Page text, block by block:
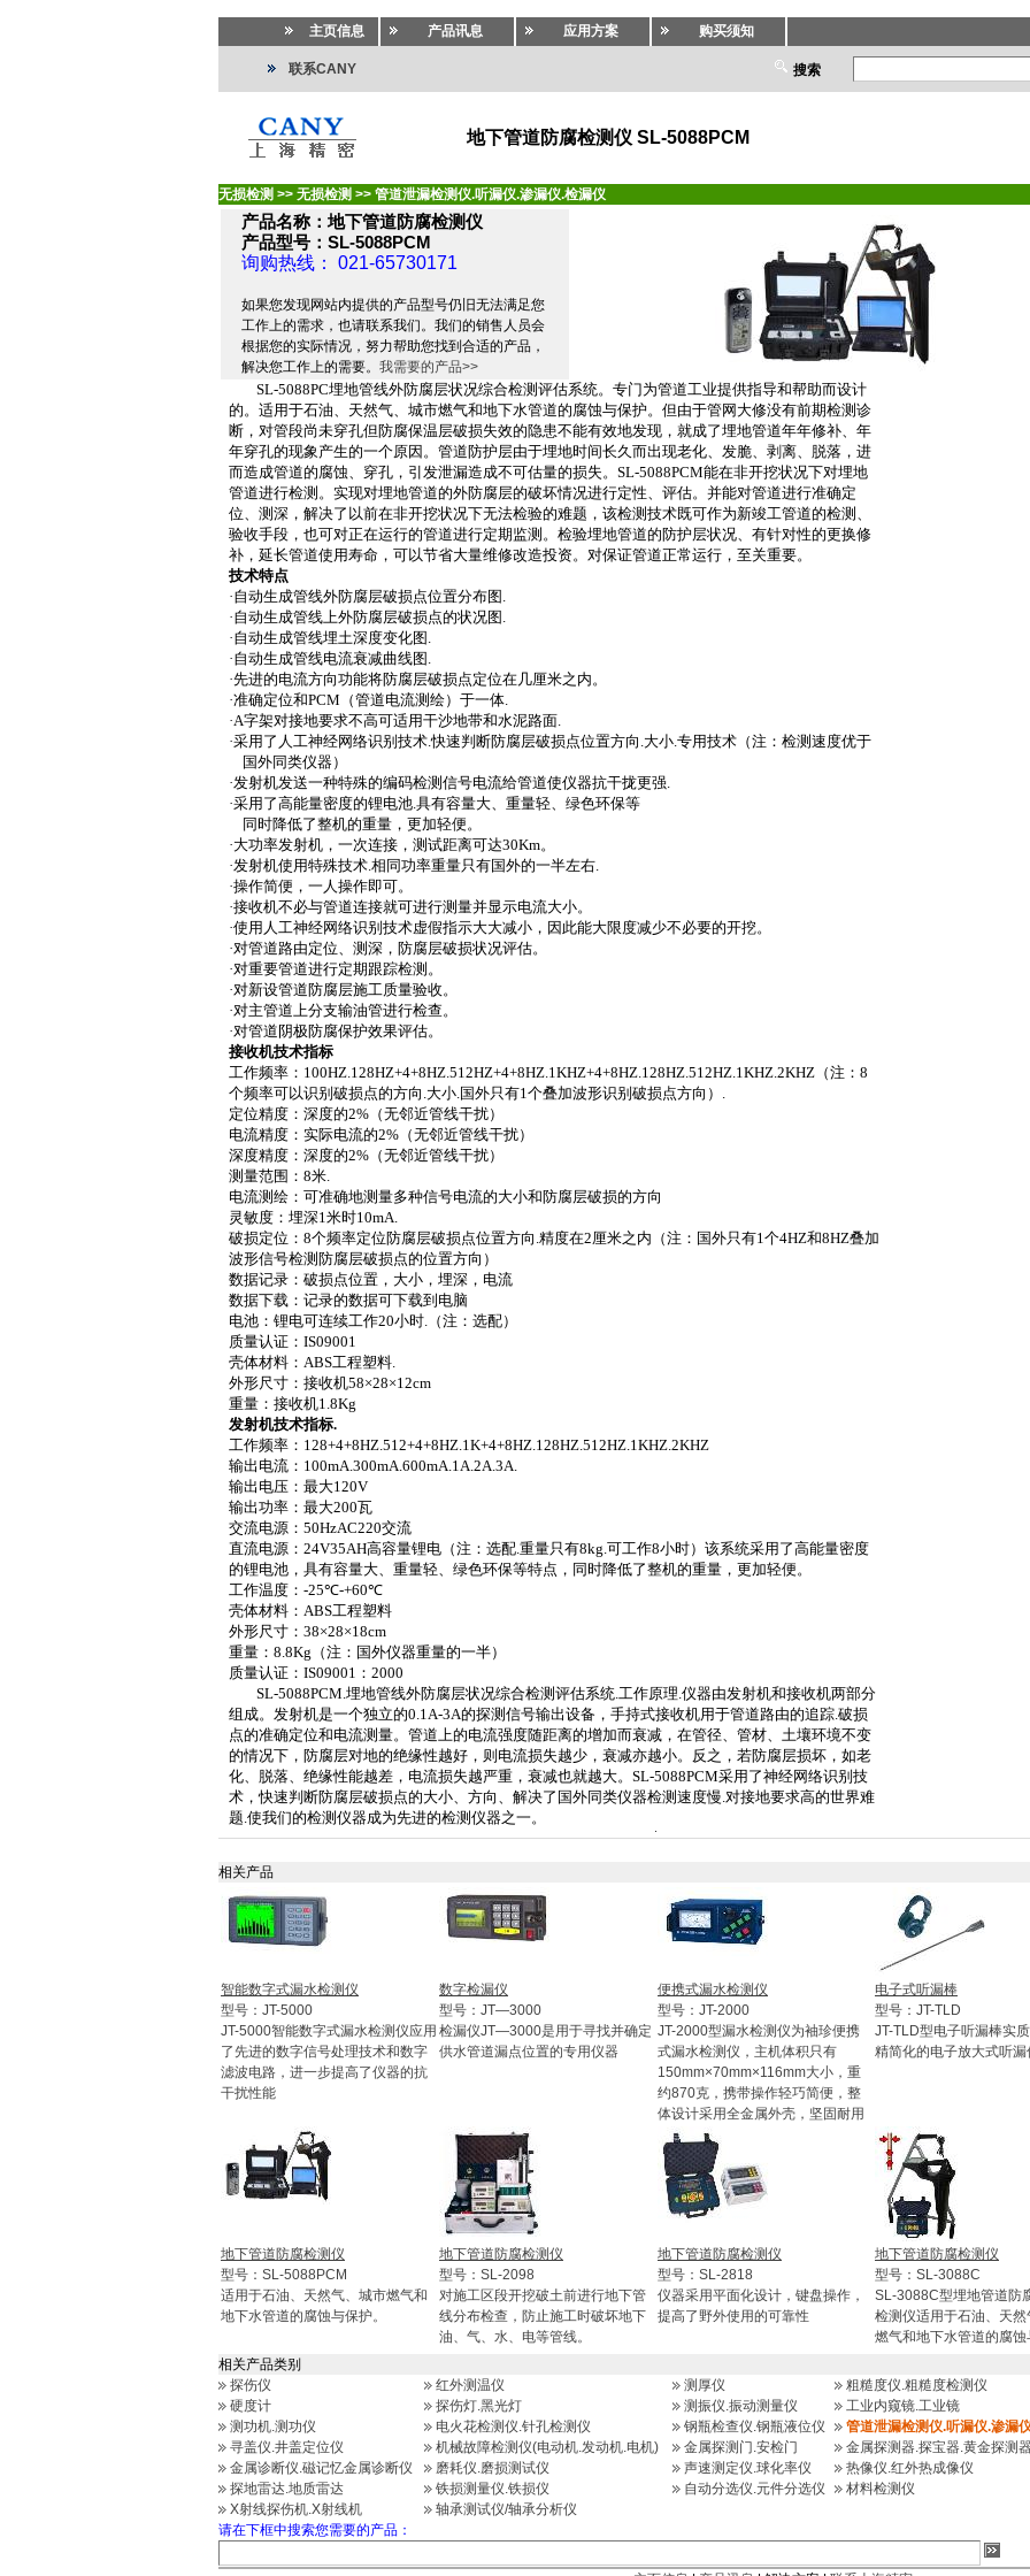
主页信息 产品讯息 应用方案 购买须知
联系CANY 搜索
地下管道防腐检测仪 SL-5088PCM
无损检测 >> 无损检测 >> 管道泄漏检测仪.听漏仪.渗漏仪.检漏仪
产品名称：地下管道防腐检测仪
产品型号：SL-5088PCM
询购热线： 021-65730171
如果您发现网站内提供的产品型号仍旧无法满足您
工作上的需求，也请联系我们。我们的销售人员会
根据您的实际情况，努力帮助您找到合适的产品，
解决您工作上的需要。 我需要的产品>>
SL-5088PC埋地管线外防腐层状况综合检测评估系统。专门为管道工业提供指导和帮助而设计
的。适用于石油、天然气、城市燃气和地下水管道的腐蚀与保护。但由于管网大修没有前期检测诊
断，对管段尚未穿孔但防腐保温层破损失效的隐患不能有效地发现，就成了埋地管道年年修补、年
年穿孔的现象产生的一个原因。管道防护层由于埋地时间长久而出现老化、发脆、剥离、脱落，进
而造成管道的腐蚀、穿孔，引发泄漏造成不可估量的损失。SL-5088PCM能在非开挖状况下对埋地
管道进行检测。实现对埋地管道的外防腐层的破坏情况进行定性、评估。并能对管道进行准确定
位、测深，解决了以前在非开挖状况下无法检验的难题，该检测技术既可作为新竣工管道的检测、
验收手段，也可对正在运行的管道进行定期监测。检验埋地管道的防护层状况、有针对性的更换修
补，延长管道使用寿命，可以节省大量维修改造投资。对保证管道正常运行，至关重要。
技术特点
·自动生成管线外防腐层破损点位置分布图 .
·自动生成管线上外防腐层破损点的状况图 .
·自动生成管线埋土深度变化图 .
·自动生成管线电流衰减曲线图 .
·先进的电流方向功能将防腐层破损点定位在几厘米之内。
·准确定位和PCM （管道电流测绘）于一体.
·A字架对接地要求不高可适用干沙地带和水泥路面.
·采用了人工神经网络识别技术.快速判断防腐层破损点位置方向 .大小.专用技术（注：检测速度优于
国外同类仪器）
·发射机发送一种特殊的编码检测信号电流给管道使仪器抗干拢更强.
·采用了高能量密度的锂电池.具有容量大、重量轻、绿色环保等
同时降低了整机的重量，更加轻便。
·大功率发射机，一次连接，测试距离可达30Km。
·发射机使用特殊技术.相同功率重量只有国外的一半左右.
·操作简便，一人操作即可。
·接收机不必与管道连接就可进行测量并显示电流大小。
·使用人工神经网络识别技术虚假指示大大减小，因此能大限度减少不必要的开挖。
·对管道路由定位、测深，防腐层破损状况评估。
·对重要管道进行定期跟踪检测。
·对新设管道防腐层施工质量验收。
·对主管道上分支输油管进行检查。
·对管道阴极防腐保护效果评估。
接收机技术指标
工作频率： 100HZ.128HZ+4+8HZ.512HZ+4+8HZ.1KHZ+4+8HZ.128HZ.512HZ.1KHZ.2KHZ （注：8
个频率可以识别破损点的方向 .大小.国外只有1个叠加波形识别破损点方向） .
定位精度：深度的2% （无邻近管线干扰）
电流精度：实际电流的2% （无邻近管线干扰）
深度精度：深度的2% （无邻近管线干扰）
测量范围：8米.
电流测绘：可准确地测量多种信号电流的大小和防腐层破损的方向
灵敏度：埋深1米时10mA.
破损定位：8个频率定位防腐层破损点位置方向 .精度在2厘米之内（注：国外只有1个4HZ和8HZ叠加
波形信号检测防腐层破损点的位置方向）
数据记录：破损点位置，大小，埋深，电流
数据下载：记录的数据可下载到电脑
电池：锂电可连续工作20小时. （注：选配）
质量认证：IS09001
壳体材料：ABS工程塑料.
外形尺寸：接收机58×28×12cm
重量：接收机1.8Kg
发射机技术指标.
工作频率： 128+4+8HZ.512+4+8HZ.1K+4+8HZ.128HZ.512HZ.1KHZ.2KHZ
输出电流： 100mA.300mA.600mA.1A.2A.3A.
输出电压：最大120V
输出功率：最大200瓦
交流电源：50HzAC220交流
直流电源：24V35AH高容量锂电（注：选配.重量只有8kg.可工作8小时）该系统采用了高能量密度
的锂电池，具有容量大、重量轻、绿色环保等特点，同时降低了整机的重量，更加轻便。
工作温度：-25℃-+60℃
壳体材料：ABS工程塑料
外形尺寸：38×28×18cm
重量：8.8Kg （注：国外仪器重量的一半）
质量认证：IS09001 ：2000
SL-5088PCM.埋地管线外防腐层状况综合检测评估系统.工作原理.仪器由发射机和接收机两部分
组成。发射机是一个独立的0.1A-3A的探测信号输出设备，手持式接收机用于管道路由的追踪.破损
点的准确定位和电流测量。管道上的电流强度随距离的增加而衰减，在管径、管材、土壤环境不变
的情况下，防腐层对地的绝缘性越好，则电流损失越少，衰减亦越小。反之，若防腐层损坏，如老
化、脱落、绝缘性能越差，电流损失越严重，衰减也就越大。SL-5088PCM采用了神经网络识别技
术，快速判断防腐层破损点的大小、方向、解决了国外同类仪器检测速度慢.对接地要求高的世界难
题.使我们的检测仪器成为先进的检测仪器之一。
相关产品
智能数字式漏水检测仪
型号：JT-5000
JT-5000智能数字式漏水检测仪应用
了先进的数字信号处理技术和数字
滤波电路，进一步提高了仪器的抗
干扰性能
数字检漏仪
型号：JT—3000
检漏仪JT—3000是用于寻找并确定
供水管道漏点位置的专用仪器
便携式漏水检测仪
型号：JT-2000
JT-2000型漏水检测仪为袖珍便携
式漏水检测仪，主机体积只有
150mm×70mm×116mm大小，重
约870克，携带操作轻巧简便，整
体设计采用全金属外壳，坚固耐用
电子式听漏棒
型号：JT-TLD
JT-TLD型电子听漏棒实
精简化的电子放大式听漏
地下管道防腐检测仪
型号：SL-5088PCM
适用于石油、天然气、城市燃气和
地下水管道的腐蚀与保护。
地下管道防腐检测仪
型号：SL-2098
对施工区段开挖破土前进行地下管
线分布检查，防止施工时破坏地下
油、气、水、电等管线。
地下管道防腐检测仪
型号：SL-2818
仪器采用平面化设计，键盘操作，
提高了野外使用的可靠性
地下管道防腐检测仪
型号：SL-3088C
SL-3088C型埋地管道防
检测仪适用于石油、天然
燃气和地下水管道的腐蚀
相关产品类别
探伤仪
红外测温仪 测厚仪
粗糙度仪.粗糙度检测仪
硬度计
探伤灯.黑光灯 测振仪.振动测量仪
工业内窥镜.工业镜
测功机.测功仪
电火花检测仪.针孔检测仪 钢瓶检查仪.钢瓶液位仪
管道泄漏检测仪.听漏仪.渗漏
寻盖仪.井盖定位仪
机械故障检测仪(电动机.发动机.电机) 金属探测门.安检门
金属探测器.探宝器.黄金探测
金属诊断仪.磁记忆金属诊断仪
磨耗仪.磨损测试仪 声速测定仪.球化率仪
热像仪.红外热成像仪
探地雷达.地质雷达
铁损测量仪.铁损仪 自动分选仪.元件分选仪
材料检测仪
X射线探伤机.X射线机
轴承测试仪/轴承分析仪
请在下框中搜索您需要的产品：